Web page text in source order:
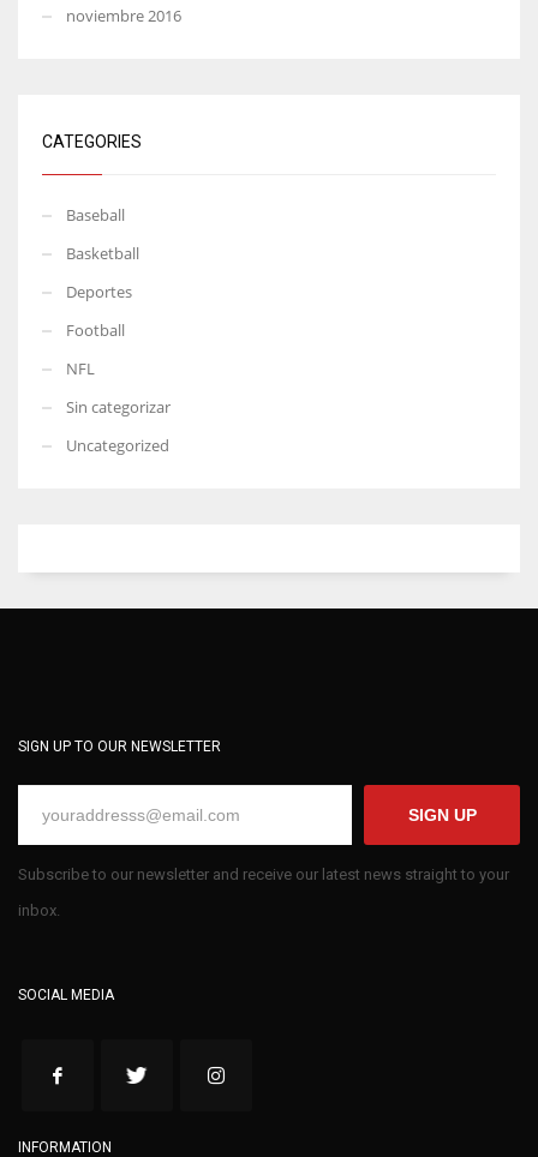
noviembre 2016
CATEGORIES
Baseball
Basketball
Deportes
Football
NFL
Sin categorizar
Uncategorized
SIGN UP TO OUR NEWSLETTER
SIGN UP
Subscribe to our newsletter and receive our latest news straight to your
inbox.
SOCIAL MEDIA
INFORMATION